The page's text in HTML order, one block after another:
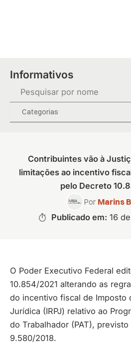
Informativos
Contribuintes vão à
limitações ao incentivo
pelo Decreto
Por Marins
Publicado em: 16
O Poder Executivo Federal
10.854/2021 alterando as
do incentivo fiscal de Imposto
Jurídica (IRPJ) relativo ao
do Trabalhador (PAT),
9.580/2018.